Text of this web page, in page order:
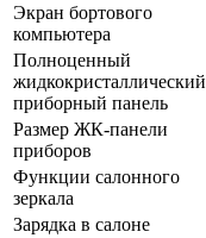
Экран бортового
компьютера
Полноценный
жидкокристаллический
приборный панель
Размер ЖК-панели
приборов
Функции салонного
зеркала
Зарядка в салоне